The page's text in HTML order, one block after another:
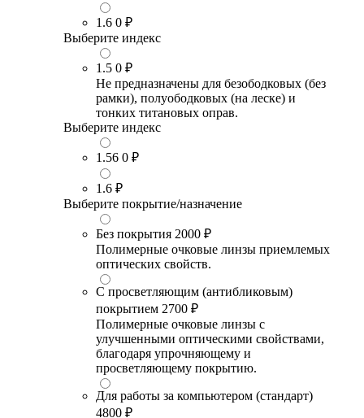
1.6 0 ₽
Выберите индекс
1.5 0 ₽
Не предназначены для безободковых (без
рамки), полуободковых (на леске) и
тонких титановых оправ.
Выберите индекс
1.56 0 ₽
1.6 ₽
Выберите покрытие/назначение
Без покрытия 2000 ₽
Полимерные очковые линзы приемлемых
оптических свойств.
С просветляющим (антибликовым)
покрытием 2700 ₽
Полимерные очковые линзы с
улучшенными оптическими свойствами,
благодаря упрочняющему и
просветляющему покрытию.
Для работы за компьютером (стандарт)
4800 ₽